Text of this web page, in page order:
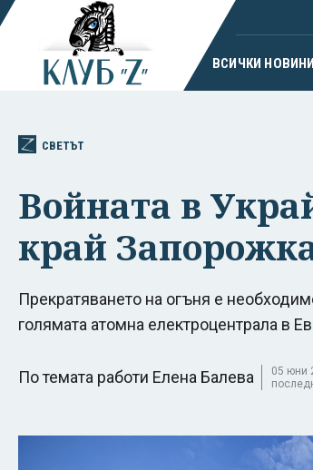
ВСИЧКИ НОВИНИ
СВЕТЪТ
Войната в
край
Прекратяването на огъня е
голямата атомна електроцентрала в
По темата работи Елена Балева
05 юни